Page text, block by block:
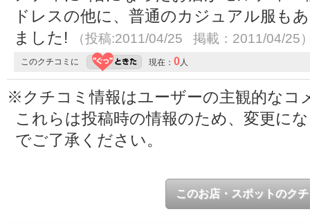
ドレスの他に、普通のカジュアル服も
ました!
（投稿:2011/04/25 掲載：2011/04/25
このクチコミに 現在： 0 人
※クチコミ情報はユーザーの主観的なコ
これらは投稿時の情報のため、変更に
でご了承ください。
このお店・スポットのク